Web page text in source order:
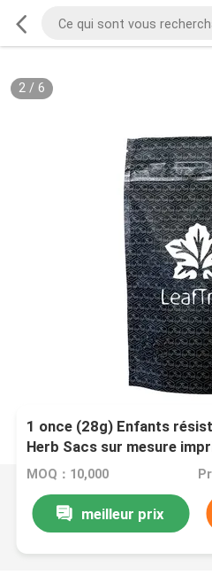
2/ 6
1 once (28g) Enfants
Herb Sacs sur mesure
MOQ：10,000
meilleur prix